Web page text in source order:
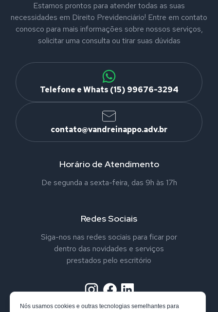
Estamos prontos para atender todas as suas
necessidades em Direito Previdenciário! Entre em contato
conosco para mais informações sobre nossos serviços,
solicitar uma consulta ou tirar suas dúvidas
Telefone e Whats (15) 99676-3294
contato@vandreinappo.adv.br
Horário de Atendimento
De segunda a sexta-feira, das 9h às 17h
Redes Sociais
Siga-nos nas redes sociais para ficar por
dentro das novidades e serviços
prestados pelo escritório
Nós usamos cookies e outras tecnologias semelhantes para